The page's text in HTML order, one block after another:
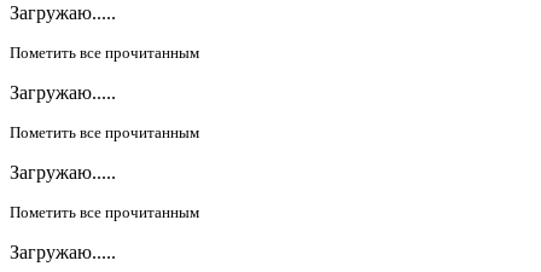
Загружаю.....
Пометить все прочитанным
Загружаю.....
Пометить все прочитанным
Загружаю.....
Пометить все прочитанным
Загружаю.....